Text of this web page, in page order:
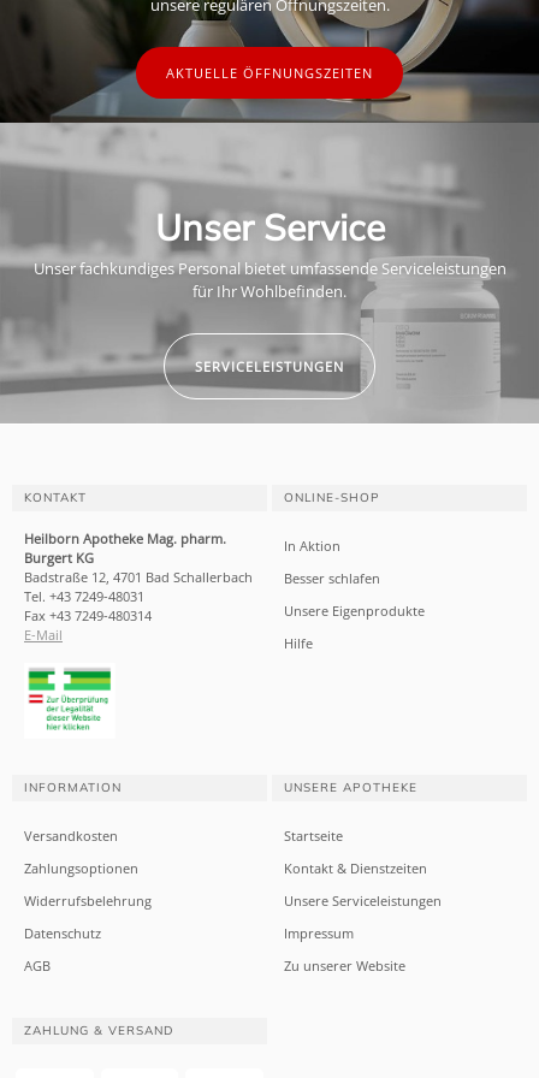
AKTUELLE ÖFFNUNGSZEITEN
Unser Service
Unser fachkundiges Personal bietet umfassende Serviceleistungen
für Ihr Wohlbefinden.
SERVICELEISTUNGEN
KONTAKT
Heilborn Apotheke Mag. pharm.
Burgert KG
Badstraße 12, 4701 Bad Schallerbach
Tel. +43 7249-48031
Fax +43 7249-480314
E-Mail
ONLINE-SHOP
In Aktion
Besser schlafen
Unsere Eigenprodukte
Hilfe
INFORMATION
Versandkosten
Zahlungsoptionen
Widerrufsbelehrung
Datenschutz
AGB
UNSERE APOTHEKE
Startseite
Kontakt & Dienstzeiten
Unsere Serviceleistungen
Impressum
Zu unserer Website
ZAHLUNG & VERSAND